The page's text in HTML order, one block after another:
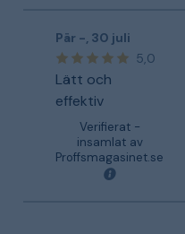
Pär - 30 juli
5,0
Lätt och
effektiv
Verifierat -
insamlat av
Proffsmagasinet.se